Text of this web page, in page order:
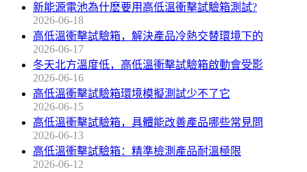
新能源電池為什麽要用高低溫衝擊試驗箱測試?
2026-06-18
高低溫衝擊試驗箱，解決產品冷熱交替環境下的
2026-06-17
冬天北方溫度低，高低溫衝擊試驗箱啟動會受影
2026-06-16
高低溫衝擊試驗箱環境模擬測試少不了它
2026-06-15
高低溫衝擊試驗箱，具體能改善產品哪些常見問
2026-06-13
高低溫衝擊試驗箱：精準檢測產品耐溫極限
2026-06-12